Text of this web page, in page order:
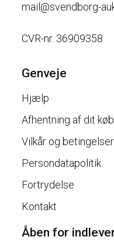
mail@svendborg-
Genveje
Hjælp
Afhentning af dit køb
Vilkår og betingelser
Persondatapolitik
Fortrydelse
Kontakt
Åben for